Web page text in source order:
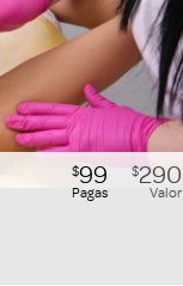
$99
Pagas
$290
Valor